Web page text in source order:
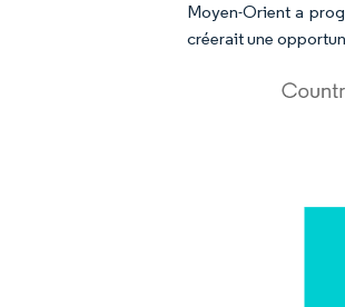
Moyen-Orient a
créerait une